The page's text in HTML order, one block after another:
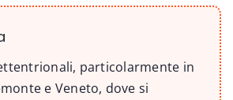
particolarmente in
e Veneto, dove si